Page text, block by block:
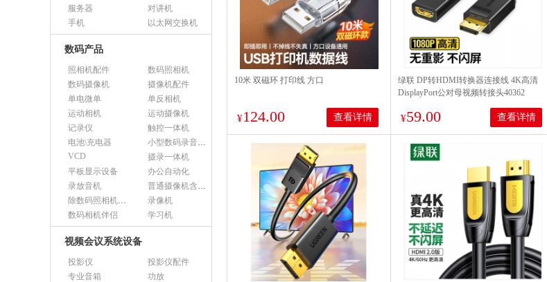
服务器
对讲机
手机
以太网交换机
数码产品
照相机配件
数码照相机
数码摄像机
摄像机配件
单电微单
单反相机
运动相机
运动摄像机
记录仪
触控一体机
电池\充电器
小型数码录音设备
VCD
摄录一体机
平板显示设备
办公自动化
录放音机
普通摄像机含附件
除数码照相机以外的照相机及器材
录像机
数码相机伴侣
学习机
视频会议系统设备
投影仪
投影仪配件
专业音箱
功放
10米 双磁环 打印线 方口
¥124.00 查看详情
绿联 DP转HDMI转换器连接线 4K高清
DisplayPort公对母视频转接头40362
¥59.00 查看详情